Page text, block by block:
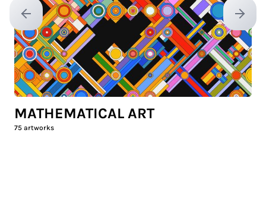
Previous slide Next
MATHEMATICAL ART
75 artworks